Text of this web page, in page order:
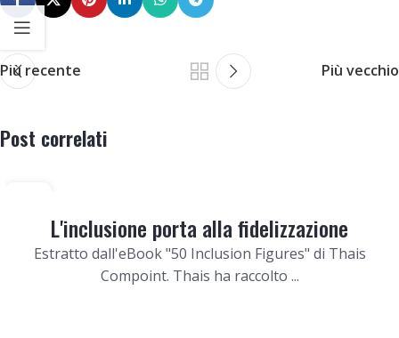
Più recente Più vecchio
Post correlati
L'inclusione porta alla fidelizzazione
Estratto dall'eBook "50 Inclusion Figures" di Thais
Compoint. Thais ha raccolto ...